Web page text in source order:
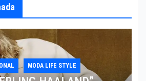
MODA LIFE STYLE